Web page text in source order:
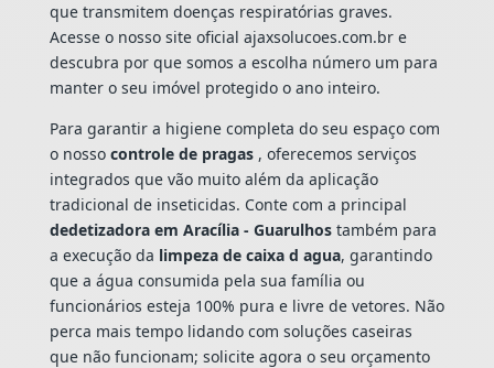
que transmitem doenças respiratórias graves.
Acesse o nosso site oficial ajaxsolucoes.com.br e
descubra por que somos a escolha número um para
manter o seu imóvel protegido o ano inteiro.
Para garantir a higiene completa do seu espaço com
o nosso controle de pragas , oferecemos serviços
integrados que vão muito além da aplicação
tradicional de inseticidas. Conte com a principal
dedetizadora em Aracília - Guarulhostambém para
a execução da limpeza de caixa d agua, garantindo
que a água consumida pela sua família ou
funcionários esteja 100% pura e livre de vetores. Não
perca mais tempo lidando com soluções caseiras
que não funcionam; solicite agora o seu orçamento